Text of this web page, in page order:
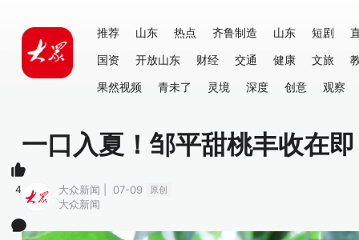
推荐 山东 热点 齐鲁制造 山东 短剧
国资
开放山东 财经 交通 健康 文旅
果然视频
青未了 灵境 深度 创意 观察
一口入夏！邹平甜桃丰收在即
大众新闻 | 07-09 原创
大众新闻
4